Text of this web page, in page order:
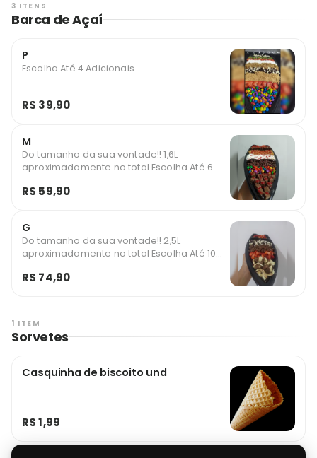
3 ITENS
Barca de Açaí
P
Escolha Até 4 Adicionais
R$ 39,90
M
Do tamanho da sua vontade!! 1,6L
aproximadamente no total Escolha Até 6
R$ 59,90
G
Do tamanho da sua vontade!! 2,5L
aproximadamente no total Escolha Até 10
R$ 74,90
1 ITEM
Sorvetes
Casquinha de biscoito und
R$ 1,99